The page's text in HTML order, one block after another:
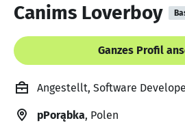
Canims Loverboy
Ganzes Profil
Angestellt, Software
pPorąbka, Polen